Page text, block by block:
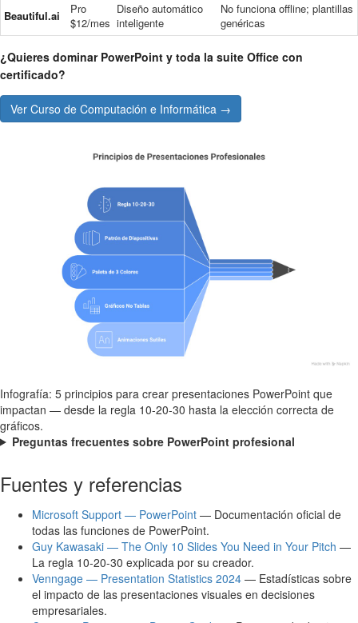
Beautiful.ai
Pro
$12/mes
Diseño automático
inteligente
No funciona offline; plantillas
genéricas
¿Quieres dominar PowerPoint y toda la suite Office con
certificado?
Ver Curso de Computación e Informática →
Infografía: 5 principios para crear presentaciones PowerPoint que
impactan — desde la regla 10-20-30 hasta la elección correcta de
gráficos.
Preguntas frecuentes sobre PowerPoint profesional
Fuentes y referencias
Microsoft Support — PowerPoint — Documentación oficial de
todas las funciones de PowerPoint.
Guy Kawasaki — The Only 10 Slides You Need in Your Pitch —
La regla 10-20-30 explicada por su creador.
Venngage — Presentation Statistics 2024 — Estadísticas sobre
el impacto de las presentaciones visuales en decisiones
empresariales.